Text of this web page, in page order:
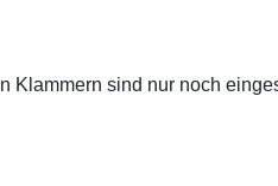
Klammern sind nur noch